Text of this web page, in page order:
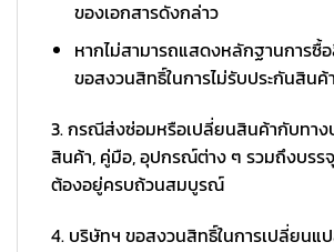
ของเอกสารดังกล่าว
หากไม่สามารถแสดงหลักฐานการซื้
ขอสงวนสิทธิ์ในการไม่รับประกันสินค้
3. กรณีส่งซ่อมหรือเปลี่ยนสินค้ากับทา
สินค้า, คู่มือ, อุปกรณ์ต่าง ๆ รวมถึงบร
ต้องอยู่ครบถ้วนสมบูรณ์
4. บริษัทฯ ขอสงวนสิทธิ์ในการเปลี่ยนแ